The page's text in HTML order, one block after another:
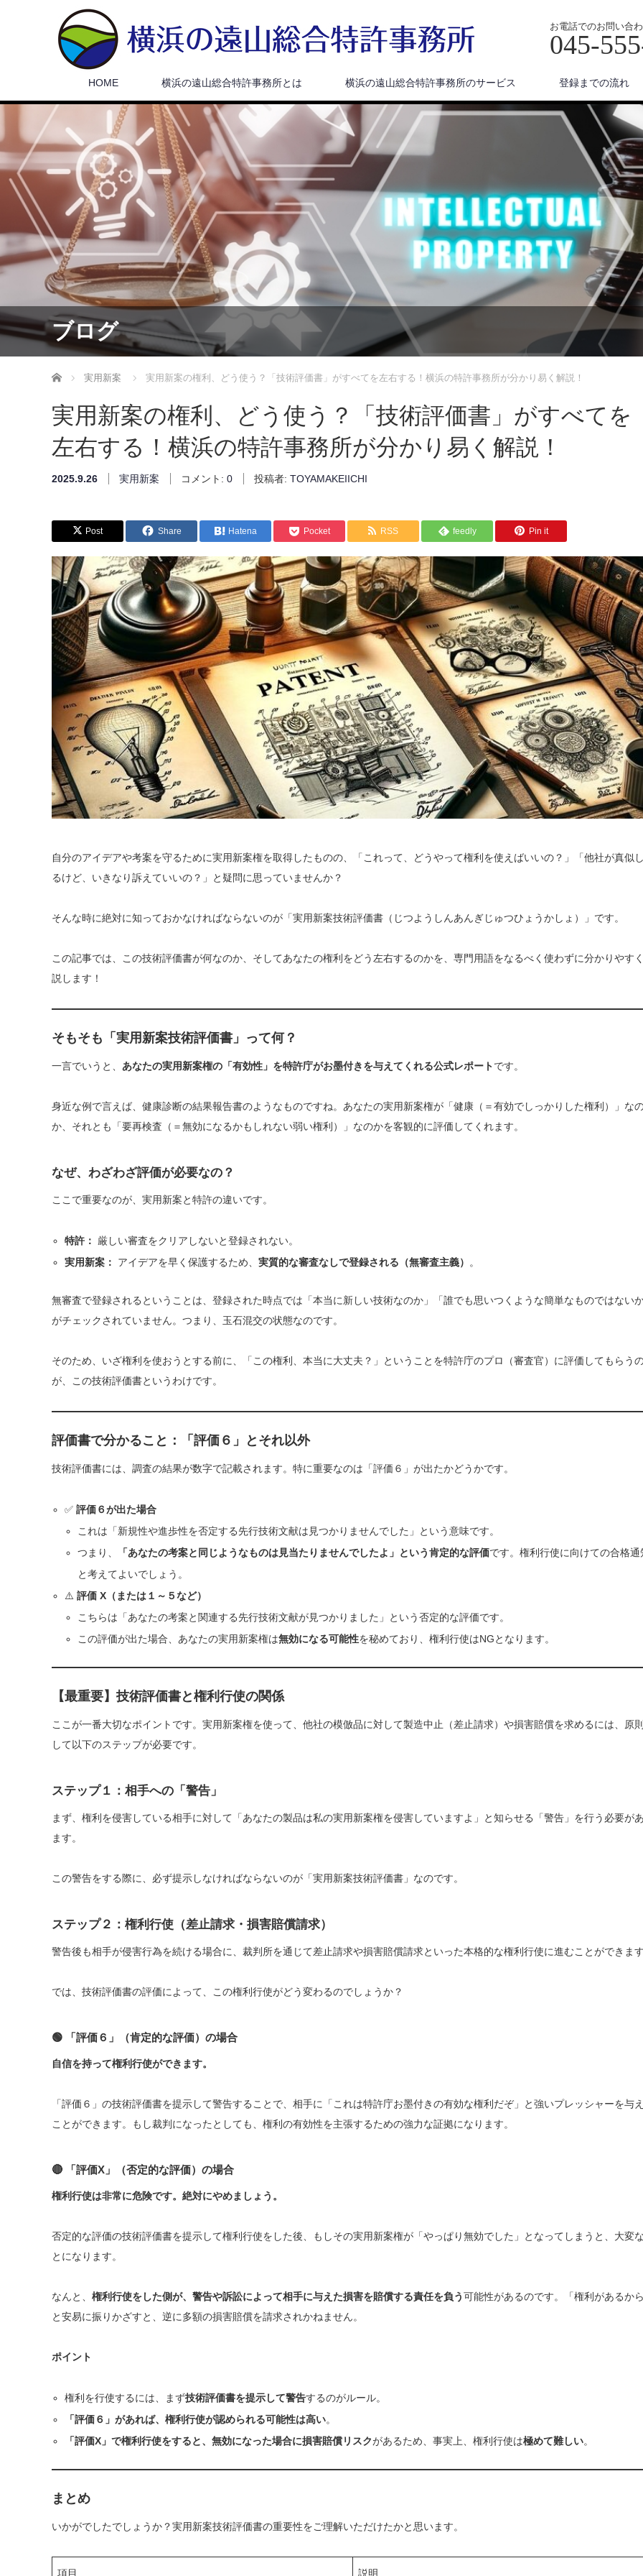
お電話でのお問い合
045-
HOME 横浜の遠山総合特許事務所とは 横浜の遠山総合特許事務所のサービス 登録までの流れ
ブログ
ホーム 実用新案 実用新案の権利、どう使う？「技術評価書」がすべてを左右する！横浜の特許事務所が分かり易く解説！
実用新案の権利、どう使う？「技術評価書」がすべてを
左右する！横浜の特許事務所が分かり易く解説！
2025.9.26 実用新案 コメント: 0 投稿者: TOYAMAKEIICHI
Post Share Hatena Pocket RSS feedly Pin it
自分のアイデアや考案を守るために実用新案権を取得したものの、「これって、どうやって権利を使えばいいの？」「他社が真似
るけど、いきなり訴えていいの？」と疑問に思っていませんか？
そんな時に絶対に知っておかなければならないのが「実用新案技術評価書（じつようしんあんぎじゅつひょうかしょ）」です。
この記事では、この技術評価書が何なのか、そしてあなたの権利をどう左右するのかを、専門用語をなるべく使わずに分かりやす
説します！
そもそも「実用新案技術評価書」って何？
一言でいうと、 あなたの実用新案権の「有効性」を特許庁がお墨付きを与えてくれる公式レポートです。
身近な例で言えば、健康診断の結果報告書のようなものですね。あなたの実用新案権が「健康（＝有効でしっかりした権利）」な
か、それとも「要再検査（＝無効になるかもしれない弱い権利）」なのかを客観的に評価してくれます。
なぜ、わざわざ評価が必要なの？
ここで重要なのが、実用新案と特許の違いです。
特許：
厳しい審査をクリアしないと登録されない。
実用新案：
アイデアを早く保護するため、実質的な審査なしで登録される（無審査主義） 。
無審査で登録されるということは、登録された時点では「本当に新しい技術なのか」「誰でも思いつくような簡単なものではないか
がチェックされていません。つまり、玉石混交の状態なのです。
そのため、いざ権利を使おうとする前に、「この権利、本当に大丈夫？」ということを特許庁のプロ（審査官）に評価してもらう
が、この技術評価書というわけです。
評価書で分かること：「評価６」とそれ以外
技術評価書には、調査の結果が数字で記載されます。特に重要なのは「評価６」が出たかどうかです。
✅評価６が出た場合
これは「新規性や進歩性を否定する先行技術文献は見つかりませんでした」という意味です。
つまり、
「あなたの考案と同じようなものは見当たりませんでしたよ」という肯定的な評価です。権利行使に向けての合格通
と考えてよいでしょう。
⚠️評価 X（または１～５など）
こちらは「あなたの考案と関連する先行技術文献が見つかりました」という否定的な評価です。
この評価が出た場合、あなたの実用新案権は無効になる可能性を秘めており、権利行使はNGとなります。
【最重要】技術評価書と権利行使の関係
ここが一番大切なポイントです。実用新案権を使って、他社の模倣品に対して製造中止（差止請求）や損害賠償を求めるには、原
して以下のステップが必要です。
ステップ１：相手への「警告」
まず、権利を侵害している相手に対して「あなたの製品は私の実用新案権を侵害していますよ」と知らせる「警告」を行う必要が
ます。
この警告をする際に、必ず提示しなければならないのが「実用新案技術評価書」なのです。
ステップ２：権利行使（差止請求・損害賠償請求）
警告後も相手が侵害行為を続ける場合に、裁判所を通じて差止請求や損害賠償請求といった本格的な権利行使に進むことができます
では、技術評価書の評価によって、この権利行使がどう変わるのでしょうか？
🟢 「評価６」（肯定的な評価）の場合
自信を持って権利行使ができます。
「評価６」の技術評価書を提示して警告することで、相手に「これは特許庁お墨付きの有効な権利だぞ」と強いプレッシャーを与
ことができます。もし裁判になったとしても、権利の有効性を主張するための強力な証拠になります。
🔴 「評価X」（否定的な評価）の場合
権利行使は非常に危険です。絶対にやめましょう。
否定的な評価の技術評価書を提示して権利行使をした後、もしその実用新案権が「やっぱり無効でした」となってしまうと、大変
とになります。
なんと、 権利行使をした側が、警告や訴訟によって相手に与えた損害を賠償する責任を負う可能性があるのです。「権利があるから
と安易に振りかざすと、逆に多額の損害賠償を請求されかねません。
ポイント
権利を行使するには、まず技術評価書を提示して警告するのがルール。
「評価６」があれば、権利行使が認められる可能性は高い。
「評価X」で権利行使をすると、無効になった場合に損害賠償リスクがあるため、事実上、権利行使は極めて難しい。
まとめ
いかがでしたでしょうか？実用新案技術評価書の重要性をご理解いただけたかと思います。
項目 説明